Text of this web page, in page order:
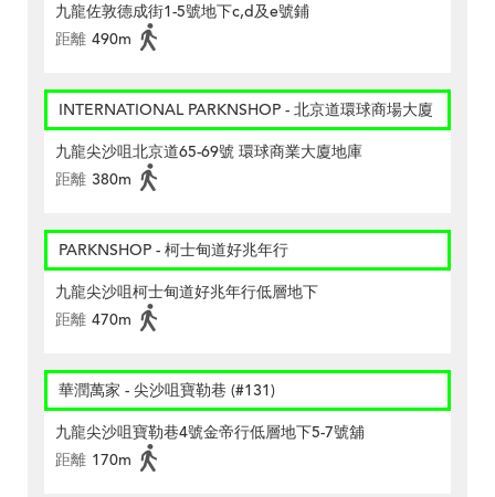
九龍佐敦德成街1-5號地下c,d及e號鋪
距離 490m
INTERNATIONAL PARKNSHOP - 北京道環球商場大廈
九龍尖沙咀北京道65-69號 環球商業大廈地庫
距離 380m
PARKNSHOP - 柯士甸道好兆年行
九龍尖沙咀柯士甸道好兆年行低層地下
距離 470m
華潤萬家 - 尖沙咀寶勒巷 (#131)
九龍尖沙咀寶勒巷4號金帝行低層地下5-7號舖
距離 170m